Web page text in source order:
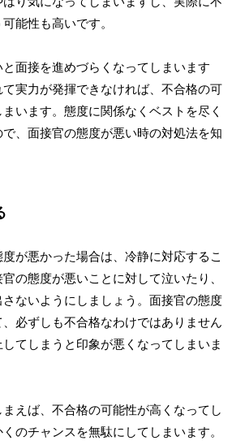
能性も高いです。
面接を進めづらくなってしまいます
実力が発揮できなければ、不合格の可
います。態度に関係なくベストを尽く
、面接官の態度が悪い時の対処法を知
が悪かった場合は、冷静に対応するこ
の態度が悪いことに対して泣いたり、
ないようにしましょう。面接官の態度
必ずしも不合格なわけではありません
てしまうと印象が悪くなってしまいま
えば、不合格の可能性が高くなってし
のチャンスを無駄にしてしまいます。